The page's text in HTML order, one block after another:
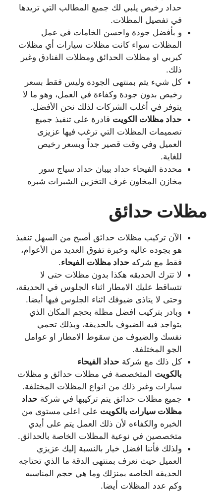
حداد رخيص يلبي لك جميع المطالب التي تريدها
في تفصيل المظلات.
و بأفضل جودة واحسن الخامات في عمل
المظلات سواء كانت مظلات سيارات أي مظلات
كيربي او مظلات الحدائق ومظلات الفنادق وغير
ذلك.
كل شيء يتم بمنتهى الجودة وليس فقط بسعر
رخيص بدون جودة وكفاءة في العمل، وهو ما لا
يتوفر في أغلب الشركات لذلك نحن الأفضل.
حداد مظلات الكويت قادرة على تنفيذ جميع
تصميمات المظلات التي ترغب فيها عزيزى
العميل وفي وقت قصير جداً وبسعر رخيص
للغاية.
محددة الفيحاء حداد بيبان حداد سياج سور
مخازن المخاون غرف التخزين الشبرات شبره
مظلات حدائق
الآن تركيب مظلات حدائق أصبح من السهل تنفيذ
هو بجوده عاليه وخبرة تفوق العديد من الأعوام،
فقط مع شركه حداد مظلات الفيحاء.
لا تترك الحديقه هكذا بدون مظلات حتى لا
تتساقط عليك الامطار اثناء الجلوس في الحديقة،
وحتى لا يتاذى ضيوفك اثناء الجلوس فيها أيضا.
وبادر بتركيب افضل مظلة بحجم المكان الذي
يتواجد فيه الضيوف بالحديقة، وبذلك تحمي
نفسك والضيوف من سقوط الامطار او عوامل
الجو المختلفة.
كل ذلك مع شركة حداد الفيحاء
بالكويت المتخصصة في مظلات حدائق و مظلات
سيارات وغير ذلك من انواع المظلات المختلفة.
جميع مظلات حدائق يتم تركيبها في شركة حداد
مظلات سيارات بالكويت على اعلى مستوى من
الخبره والكفاءه لأن ذلك العمل يتم على أيدي
متخصصين في نوعية المظلات الخاصة بالحدائق.
ولذلك فأننا افضل خيار بالنسبة إليك عزيزي
العميل حيث نعرف بمنتهى الدقة ما الذي تحتاجه
الحديقه الخاصه بمنزلك وما هي حجم المناسبه
وكم عدد المظلات أيضا.